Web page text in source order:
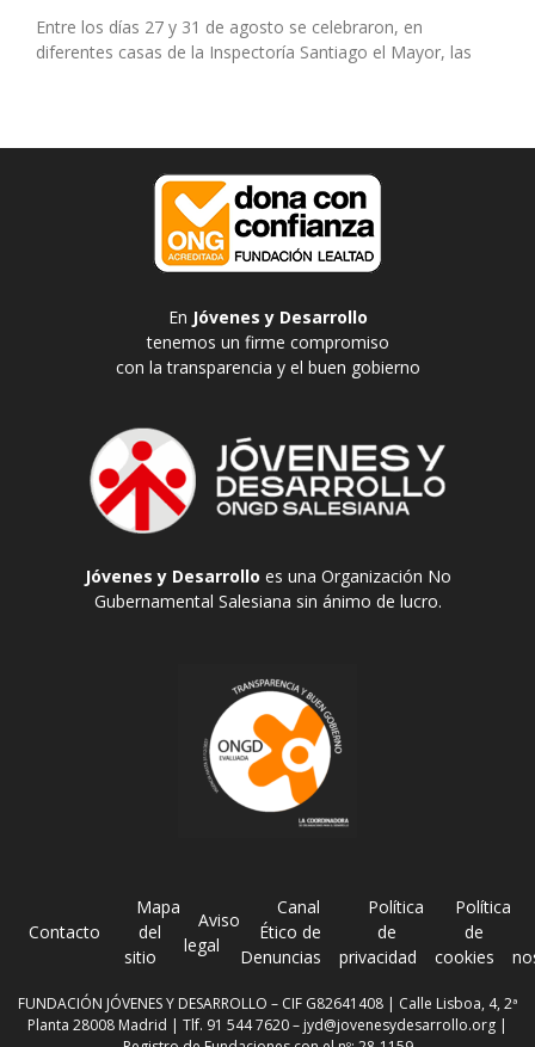
Entre los días 27 y 31 de agosto se celebraron, en
diferentes casas de la Inspectoría Santiago el Mayor, las
En Jóvenes y Desarrollo
tenemos un firme compromiso
con la transparencia y el buen gobierno
Jóvenes y Desarrollo es una Organización No
Gubernamental Salesiana sin ánimo de lucro.
Contacto
Mapa
del
sitio
Aviso
legal
Canal
Ético de
Denuncias
Política
de
privacidad
Política
de
cookies
FUNDACIÓN JÓVENES Y DESARROLLO – CIF G82641408 | Calle Lisboa, 4, 2ª
Planta 28008 Madrid | Tlf. 91 544 7620 – jyd@jovenesydesarrollo.org |